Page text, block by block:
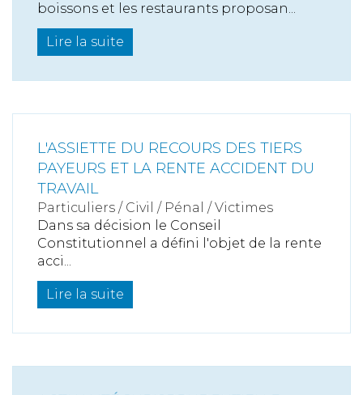
boissons et les restaurants proposan...
Lire la suite
L'ASSIETTE DU RECOURS DES TIERS
PAYEURS ET LA RENTE ACCIDENT DU
TRAVAIL
Particuliers / Civil / Pénal /Victimes
Dans sa décision le Conseil
Constitutionnel a défini l'objet de la rente
acci...
Lire la suite